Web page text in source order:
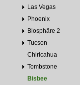
Las Vegas
Phoenix
Biosphäre 2
Tucson
Chiricahua
Tombstone
Bisbee